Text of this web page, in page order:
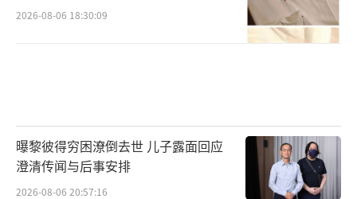
2026-08-06 18:30:09
曝黎彼得穷困潦倒去世 儿子露面回应
澄清传闻与后事安排
2026-08-06 20:57:16